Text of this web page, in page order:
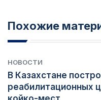
Похожие
НОВОСТИ
В Казахстане
реабилитационных